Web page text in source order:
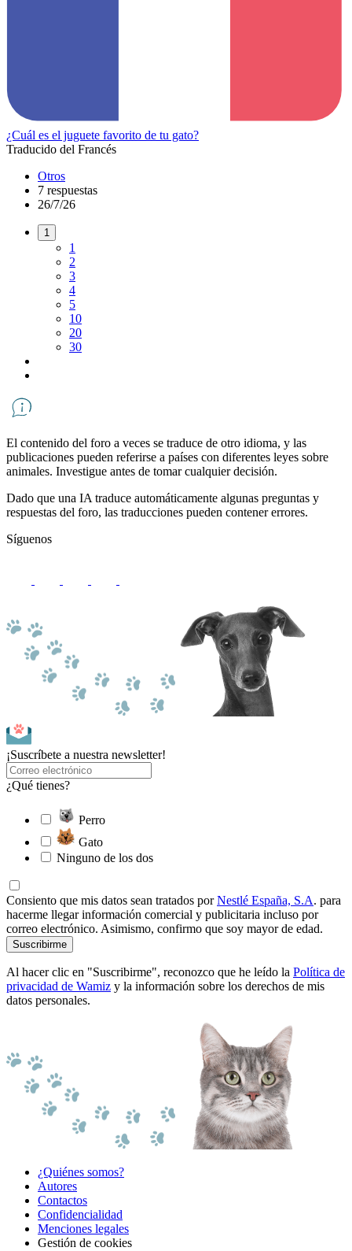
¿Cuál es el juguete favorito de tu gato?
Traducido del Francés
Otros
7 respuestas
26/7/26
1
1
2
3
4
5
10
20
30
El contenido del foro a veces se traduce de otro idioma, y ​​las
publicaciones pueden referirse a países con diferentes leyes sobre
animales. Investigue antes de tomar cualquier decisión.
Dado que una IA traduce automáticamente algunas preguntas y
respuestas del foro, las traducciones pueden contener errores.
Síguenos
¡Suscríbete a nuestra newsletter!
¿Qué tienes?
Perro
Gato
Ninguno de los dos
Consiento que mis datos sean tratados porNestlé España, S.A. para
hacerme llegar información comercial y publicitaria incluso por
correo electrónico. Asimismo, confirmo que soy mayor de edad.
Suscribirme
Al hacer clic en "Suscribirme", reconozco que he leído la Política de
privacidad de Wamiz y la información sobre los derechos de mis
datos personales.
¿Quiénes somos?
Autores
Contactos
Confidencialidad
Menciones legales
Gestión de cookies